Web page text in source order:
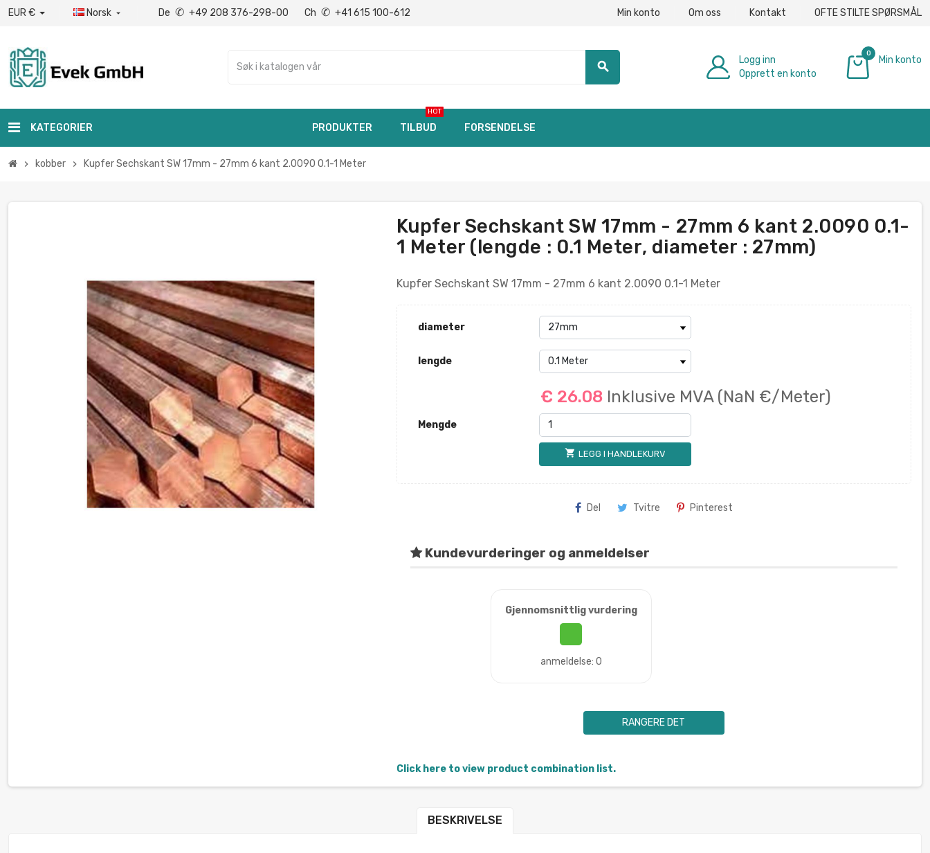
EUR € Norsk  De ✆ +49 208 376-298-00 Ch ✆ +41 615 100-612 Min konto Om oss Kontakt OFTE STILTE SPØRSMÅL
search
Logg inn
Opprett en konto
0
Min konto
KATEGORIER PRODUKTER TILBUD
HOT
FORSENDELSE
chevron_right kobber chevron_right Kupfer Sechskant SW 17mm - 27mm 6 kant 2.0090 0.1-1 Meter
Kupfer Sechskant SW 17mm - 27mm 6 kant 2.0090 0.1-
1 Meter (lengde : 0.1 Meter, diameter : 27mm)
Kupfer Sechskant SW 17mm - 27mm 6 kant 2.0090 0.1-1 Meter
diameter
lengde
€ 26.08 Inklusive MVA (NaN €/Meter)
Mengde
shopping_cart LEGG I HANDLEKURV
Del Tvitre Pinterest
Kundevurderinger og anmeldelser
Gjennomsnittlig vurdering
anmeldelse: 0
RANGERE DET
Click here to view product combination list.
BESKRIVELSE